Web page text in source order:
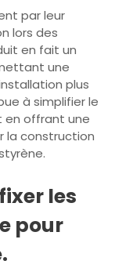
par leur
lors des
en fait un
une
plus
à simplifier le
en offrant une
la construction
les
pour